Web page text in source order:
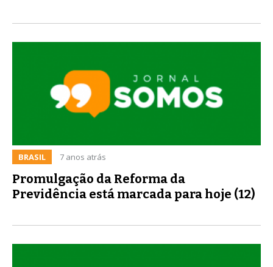
BRASIL 7 anos atrás
Promulgação da Reforma da
Previdência está marcada para hoje (12)